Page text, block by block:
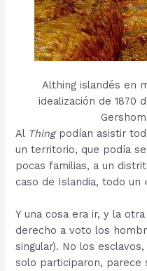
Althing islandés en
idealización de 1870
Al Thingpodían asistir
un territorio, que podía
pocas familias, a un
caso de Islandia, todo un
Y una cosa era ir, y la
derecho a voto los
singular). No los
solo participaron, parece